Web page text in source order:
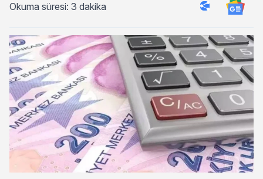
Okuma süresi: 3 dakika